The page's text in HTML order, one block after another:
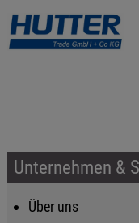
Unternehmen &
Über uns